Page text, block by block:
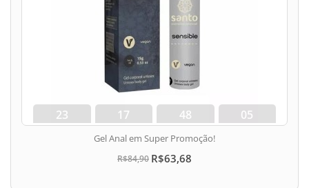
23
dias
17
hora
48
min
04
seg
Gel Anal em Super Promoção!
R$84,90 R$63,68